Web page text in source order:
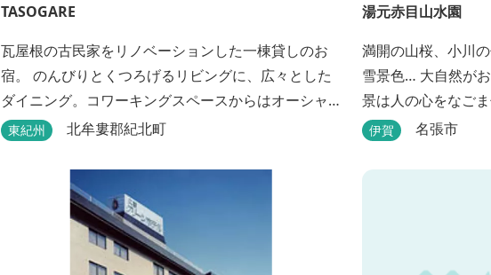
TASOGARE
瓦屋根の古民家をリノベーションした一棟貸しのお
宿。 のんびりとくつろげるリビングに、広々とした
ダイニング。コワーキングスペースからはオーシャ
ンビューが楽しめます♬ 二階には気のぬくもりを感
「TASOGAREの間」があり、海を眺めながらゆった
りとした時間を過ごすことができます。
東紀州 北牟婁郡紀北町
湯元赤目山水園
満開の山桜、小川
雪景色… 大自然が
景は人の心をなご
せてくれます。 そ
す。 また、赤目山水園の園内からこんこんと湧き出
伊賀 名張市